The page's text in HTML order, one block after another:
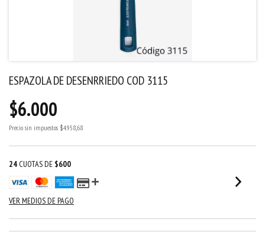
ESPAZOLA DE DESENRRIEDO COD 3115
$6.000
Precio sin impuestos $4.958,68
24 CUOTAS DE $600
VER MEDIOS DE PAGO